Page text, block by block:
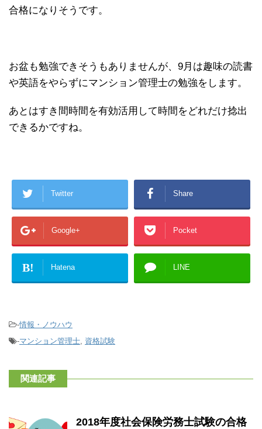
合格になりそうです。
お盆も勉強できそうもありませんが、9月は趣味の読書
や英語をやらずにマンション管理士の勉強をします。
あとはすき間時間を有効活用して時間をどれだけ捻出
できるかですね。
Twitter Share
Google+ Pocket
B! Hatena LINE
-情報・ノウハウ
-マンション管理士 資格試験
関連記事
2018年度社会保険労務士試験の合格